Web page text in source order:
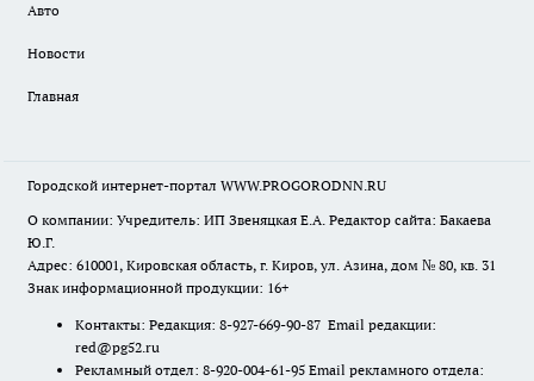
Авто
Новости
Главная
Городской интернет-портал WWW.PROGORODNN.RU
О компании: Учредитель: ИП Звеняцкая Е.А. Редактор сайта: Бакаева
Ю.Г.
Адрес: 610001, Кировская область, г. Киров, ул. Азина, дом № 80, кв. 31
Знак информационной продукции: 16+
Контакты: Редакция: 8-927-669-90-87 Email редакции:
red@pg52.ru
Рекламный отдел: 8-920-004-61-95 Email рекламного отдела: